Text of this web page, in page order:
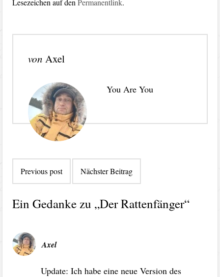
Lesezeichen auf denPermanentlink.
vonAxel
You Are You
Previous post Nächster Beitrag
Ein Gedanke zu „Der Rattenfänger“
Axel
Update: Ich habe eine neue Version des